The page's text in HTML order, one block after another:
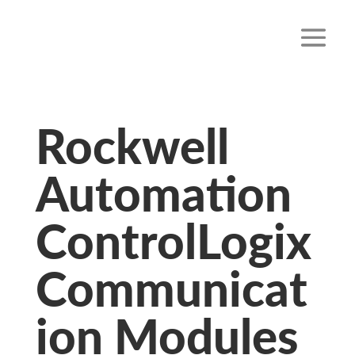
Rockwell
Automation
ControlLogix
Communicat
ion Modules